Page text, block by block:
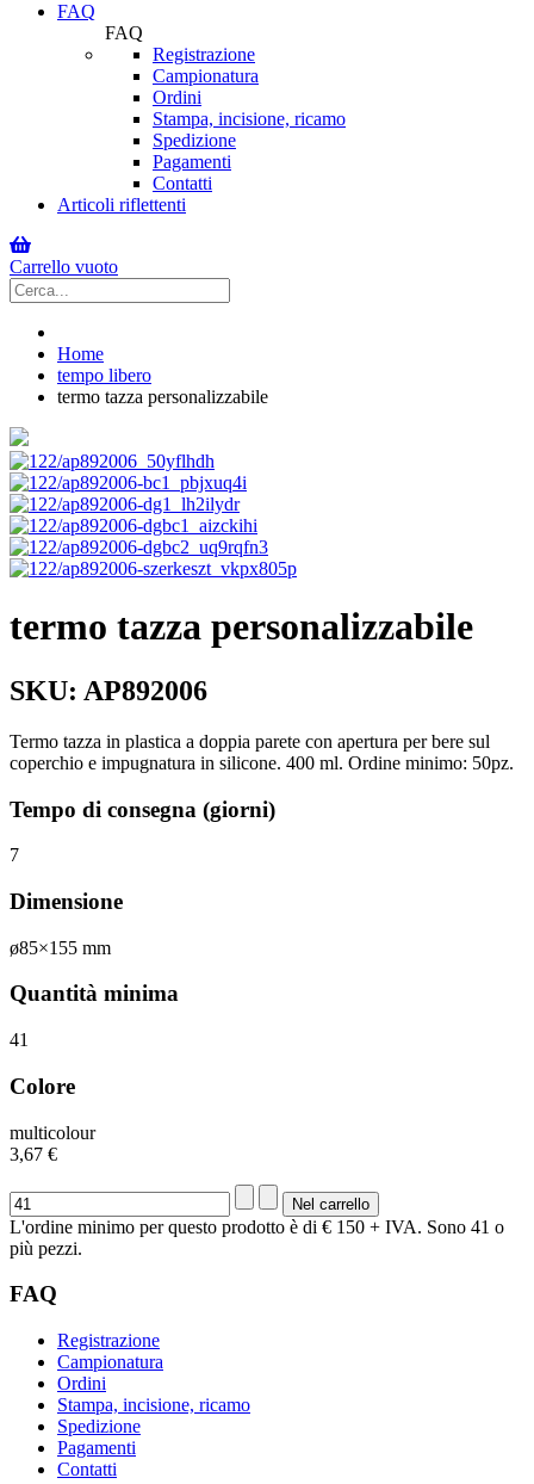
FAQ
FAQ
Registrazione
Campionatura
Ordini
Stampa, incisione, ricamo
Spedizione
Pagamenti
Contatti
Articoli riflettenti
Carrello vuoto
Home
tempo libero
termo tazza personalizzabile
termo tazza personalizzabile
SKU: AP892006
Termo tazza in plastica a doppia parete con apertura per bere sul
coperchio e impugnatura in silicone. 400 ml. Ordine minimo: 50pz.
Tempo di consegna (giorni)
7
Dimensione
ø85×155 mm
Quantità minima
41
Colore
multicolour
3,67 €
L'ordine minimo per questo prodotto è di € 150 + IVA. Sono 41 o
più pezzi.
FAQ
Registrazione
Campionatura
Ordini
Stampa, incisione, ricamo
Spedizione
Pagamenti
Contatti